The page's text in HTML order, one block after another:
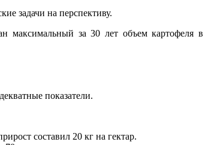
задачи на перспективу.
максимальный за 30 лет объем картофеля в
показатели.
составил 20 кг на гектар.